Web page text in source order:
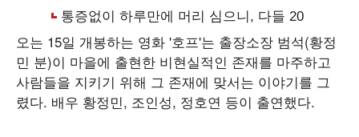
오는 15일 개봉하는 영화 '호프'는 출장소장 범석(황정
민 분)이 마을에 출현한 비현실적인 존재를 마주하고
사람들을 지키기 위해 그 존재에 맞서는 이야기를 그
렸다. 배우 황정민, 조인성, 정호연 등이 출연했다.